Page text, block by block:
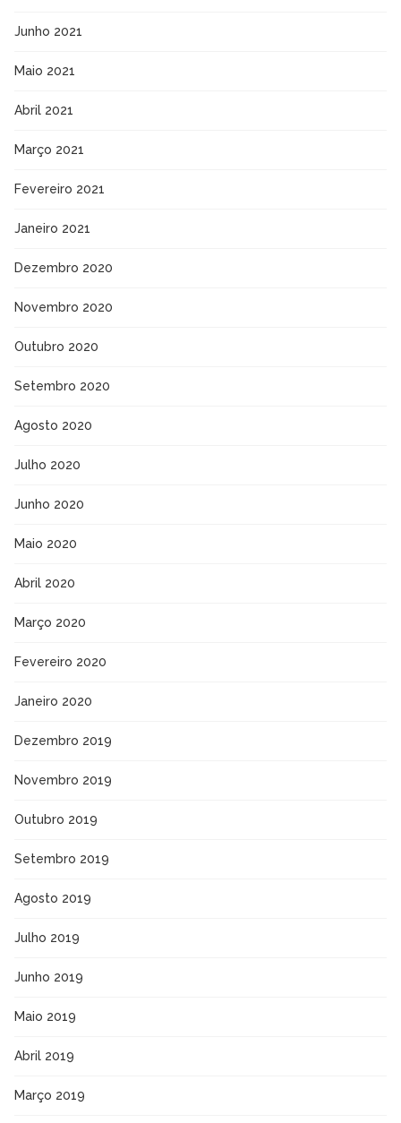
Junho 2021
Maio 2021
Abril 2021
Março 2021
Fevereiro 2021
Janeiro 2021
Dezembro 2020
Novembro 2020
Outubro 2020
Setembro 2020
Agosto 2020
Julho 2020
Junho 2020
Maio 2020
Abril 2020
Março 2020
Fevereiro 2020
Janeiro 2020
Dezembro 2019
Novembro 2019
Outubro 2019
Setembro 2019
Agosto 2019
Julho 2019
Junho 2019
Maio 2019
Abril 2019
Março 2019